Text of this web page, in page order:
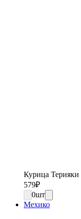
Курица Терияки
579₽
0шт
Мехико